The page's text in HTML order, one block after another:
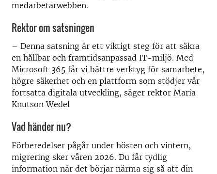
medarbetarwebben.
Rektor om satsningen
– Denna satsning är ett viktigt steg för att säkra
en hållbar och framtidsanpassad IT-miljö. Med
Microsoft 365 får vi bättre verktyg för samarbete,
högre säkerhet och en plattform som stödjer vår
fortsatta digitala utveckling, säger rektor Maria
Knutson Wedel
Vad händer nu?
Förberedelser pågår under hösten och vintern,
migrering sker våren 2026. Du får tydlig
information när det börjar närma sig så att din